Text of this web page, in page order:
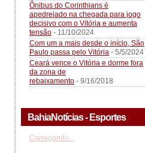
Ônibus do Corinthians é
apedrejado na chegada para jogo
decisivo com o Vitória e aumenta
tensão - 11/10/2024
Com um a mais desde o início, São
Paulo passa pelo Vitória - 5/5/2024
Ceará vence o Vitória e dorme fora
da zona de
rebaixamento - 9/16/2018
BahiaNotícias - Esportes
Carregando...